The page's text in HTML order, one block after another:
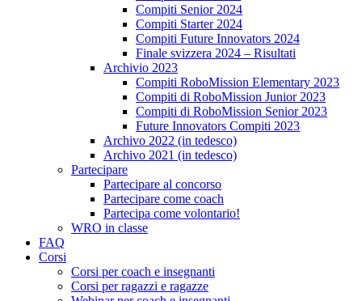
Compiti Senior 2024
Compiti Starter 2024
Compiti Future Innovators 2024
Finale svizzera 2024 – Risultati
Archivio 2023
Compiti RoboMission Elementary 2023
Compiti di RoboMission Junior 2023
Compiti di RoboMission Senior 2023
Future Innovators Compiti 2023
Archivo 2022 (in tedesco)
Archivo 2021 (in tedesco)
Partecipare
Partecipare al concorso
Partecipare come coach
Partecipa come volontario!
WRO in classe
FAQ
Corsi
Corsi per coach e insegnanti
Corsi per ragazzi e ragazze